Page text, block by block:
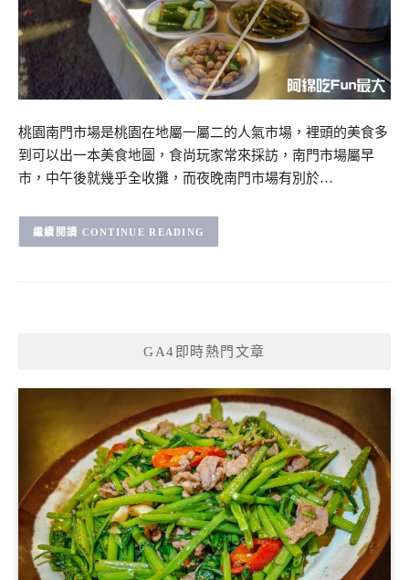
桃園南門市場是桃園在地屬一屬二的人氣市場，裡頭的美食多
到可以出一本美食地圖，食尚玩家常來採訪，南門市場屬早
市，中午後就幾乎全收攤，而夜晚南門市場有別於…
CONTINUE READING
GA4即時熱門文章